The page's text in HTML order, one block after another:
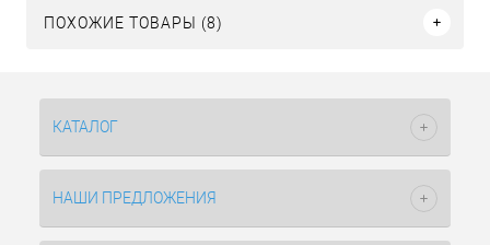
ПОХОЖИЕ ТОВАРЫ (8)
КАТАЛОГ
НАШИ ПРЕДЛОЖЕНИЯ